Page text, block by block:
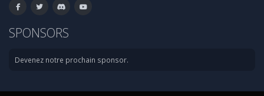
SPONSORS
Devenez notre prochain sponsor.